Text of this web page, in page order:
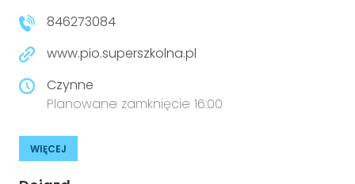
846273084
www.pio.superszkolna.pl
Czynne
Planowane zamknięcie 16:00
WIĘCEJ